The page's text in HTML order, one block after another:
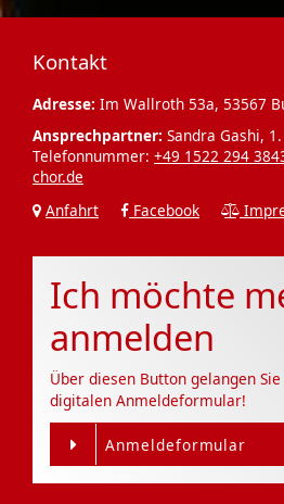
Kontakt
Adresse: Im Wallroth 53a, 53567
Ansprechpartner: Sandra Gashi,
Telefonnummer: +49 1522 294
chor.de
Anfahrt
Facebook
Ich möchte
anmelden
Über diesen Button gelangen
digitalen Anmeldeformular!
Anmeldeformular